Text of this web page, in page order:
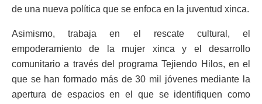
de una nueva política que se enfoca en la juventud xinca.
Asimismo, trabaja en el rescate cultural, el
empoderamiento de la mujer xinca y el desarrollo
comunitario a través del programa Tejiendo Hilos, en el
que se han formado más de 30 mil jóvenes mediante la
apertura de espacios en el que se identifiquen como